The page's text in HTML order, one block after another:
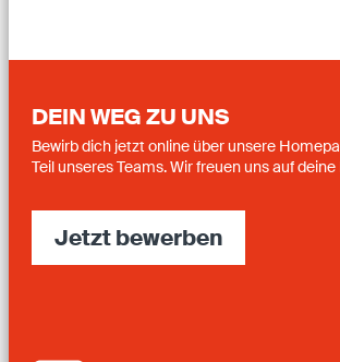
DEIN WEG ZU UNS
Bewirb dich jetzt online über unsere
Teil unseres Teams. Wir freuen uns auf
Jetzt bewerben